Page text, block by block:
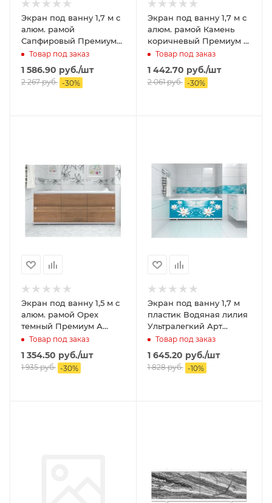
Экран под ванну 1,7 м с
алюм. рамой
Сапфировый Премиум
А МЕТАКАМ
Товар под заказ
1 586.90 руб./шт
2 267руб. -30%
Экран под ванну 1,7 м с
алюм. рамой Камень
коричневый Премиум А
МЕТАКАМ
Товар под заказ
1 442.70 руб./шт
2 061руб. -30%
Экран под ванну 1,5 м с
алюм. рамой Орех
темный Премиум А
МЕТАКАМ
Товар под заказ
1 354.50 руб./шт
1 935руб. -30%
Экран под ванну 1,7 м
пластик Водяная лилия
Ультралегкий Арт
МЕТАКАМ
Товар под заказ
1 645.20 руб./шт
1 828руб. -10%